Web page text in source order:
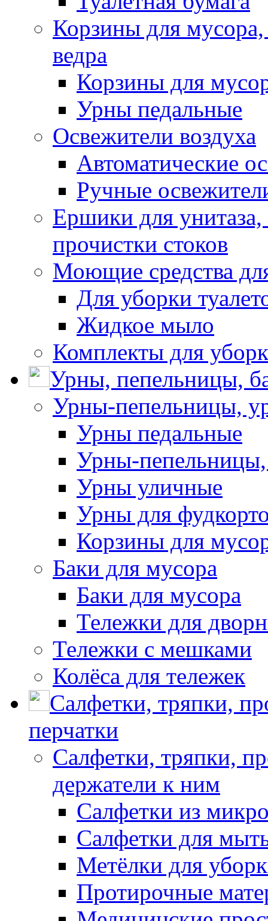
Корзины для
ведра
Корзины для
Урны педальные
Освежители воздуха
Автоматические
Ручные
Ершики для
прочистки стоков
Моющие средства
Для уборки
Жидкое мыло
Комплекты для
Урны, пепельницы,
Урны-пепельницы,
Урны педальные
Урны-
Урны уличные
Урны для
Корзины для
Баки для мусора
Баки для мусора
Тележки для
Тележки с мешками
Колёса для тележек
Салфетки, тряпки,
перчатки
Салфетки, тряпки,
держатели к ним
Салфетки из
Салфетки для
Метёлки для
Протирочные